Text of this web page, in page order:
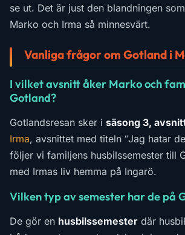
se ut. Det är just den blandningen
Marko och Irma så minnesvärt.
Vanliga frågor om Gotland i
I vilket avsnitt åker Marko och
Gotland?
Gotlandsresan sker i säsong 3,
Irma, avsnittet med titeln “Jag hatar
följer vi familjens husbilssemester till
med Irmas liv hemma på Ingarö.
Vilken typ av semester har de på
De gör en husbilssemester där